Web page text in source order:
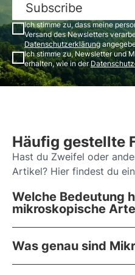
Subscribe
Ich stimme zu, dass meine
Versand des Newsletters
Datenschutzerklärung
Ich stimme zu, Newsletter und
erhalten, wie in der
Häufig gestellte
Hast du Zweifel oder
Artikel? Hier findest du
Welche Bedeutung
mikroskopische
Was genau sind